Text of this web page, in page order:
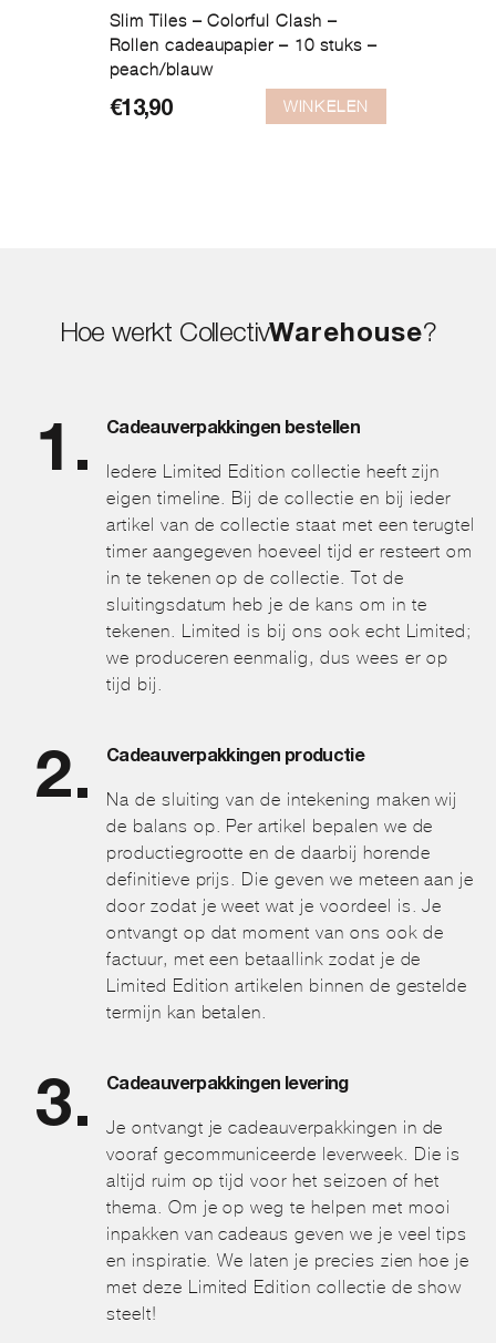
Slim Tiles – Colorful Clash –
Rollen cadeaupapier – 10 stuks –
peach/blauw
€13,90 WINKELEN
Hoe werkt CollectivWarehouse?
Cadeauverpakkingen bestellen
Iedere Limited Edition collectie heeft zijn
eigen timeline. Bij de collectie en bij ieder
artikel van de collectie staat met een terugtel
timer aangegeven hoeveel tijd er resteert om
in te tekenen op de collectie. Tot de
sluitingsdatum heb je de kans om in te
tekenen. Limited is bij ons ook echt Limited;
we produceren eenmalig, dus wees er op
tijd bij.
Cadeauverpakkingen productie
Na de sluiting van de intekening maken wij
de balans op. Per artikel bepalen we de
productiegrootte en de daarbij horende
definitieve prijs. Die geven we meteen aan je
door zodat je weet wat je voordeel is. Je
ontvangt op dat moment van ons ook de
factuur, met een betaallink zodat je de
Limited Edition artikelen binnen de gestelde
termijn kan betalen.
Cadeauverpakkingen levering
Je ontvangt je cadeauverpakkingen in de
vooraf gecommuniceerde leverweek. Die is
altijd ruim op tijd voor het seizoen of het
thema. Om je op weg te helpen met mooi
inpakken van cadeaus geven we je veel tips
en inspiratie. We laten je precies zien hoe je
met deze Limited Edition collectie de show
steelt!